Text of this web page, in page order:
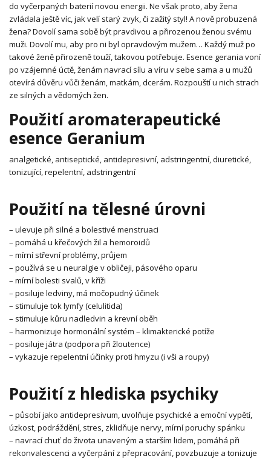
do vyčerpaných baterií novou energii. Ne však proto, aby žena
zvládala ještě víc, jak velí starý zvyk, či zažitý styl! A nově probuzená
žena? Dovolí sama sobě být pravdivou a přirozenou ženou svému
muži. Dovolí mu, aby pro ni byl opravdovým mužem… Každý muž po
takové ženě přirozeně touží, takovou potřebuje. Esence gerania voní
po vzájemné úctě, ženám navrací sílu a víru v sebe sama a u mužů
otevírá důvěru vůči ženám, matkám, dcerám. Rozpouští u nich strach
ze silných a vědomých žen.
Použití aromaterapeutické
esence Geranium
analgetické, antiseptické, antidepresivní, adstringentní, diuretické,
tonizující, repelentní, adstringentní
Použití na tělesné úrovni
– ulevuje při silné a bolestivé menstruaci
– pomáhá u křečových žil a hemoroidů
– mírní střevní problémy, průjem
– používá se u neuralgie v obličeji, pásového oparu
– mírní bolesti svalů, v kříži
– posiluje ledviny, má močopudný účinek
– stimuluje tok lymfy (celulitida)
– stimuluje kůru nadledvin a krevní oběh
– harmonizuje hormonální systém – klimakterické potíže
– posiluje játra (podpora při žloutence)
– vykazuje repelentní účinky proti hmyzu (i vši a roupy)
Použití z hlediska psychiky
– působí jako antidepresivum, uvolňuje psychické a emoční vypětí,
úzkost, podráždění, stres, zklidňuje nervy, mírní poruchy spánku
– navrací chuť do života unaveným a starším lidem, pomáhá při
rekonvalescenci a vyčerpání z přepracování, povzbuzuje a tonizuje